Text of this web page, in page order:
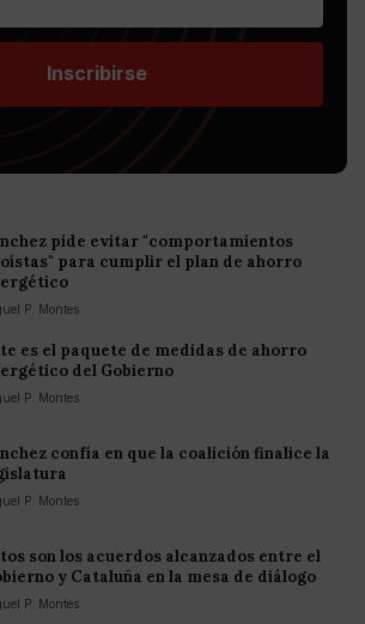
Inscribirse
pide evitar "comportamientos
para cumplir el plan de ahorro
P. Montes
es el paquete de medidas de ahorro
del Gobierno
P. Montes
confía en que la coalición finalice la
P. Montes
son los acuerdos alcanzados entre el
y Cataluña en la mesa de diálogo
P. Montes